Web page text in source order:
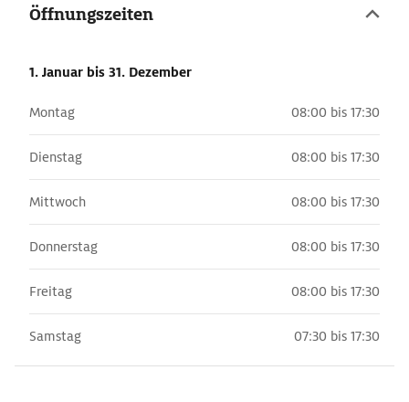
Öffnungszeiten
1. Januar bis 31. Dezember
Montag 08:00 bis 17:30
Dienstag 08:00 bis 17:30
Mittwoch 08:00 bis 17:30
Donnerstag 08:00 bis 17:30
Freitag 08:00 bis 17:30
Samstag 07:30 bis 17:30